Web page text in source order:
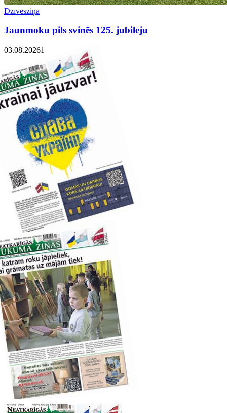
Dzīvesziņa
Jaunmoku pils svinēs 125. jubileju
03.08.20261